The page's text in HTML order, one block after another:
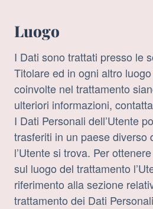
Luogo
I Dati sono trattati presso le
Titolare ed in ogni altro
coinvolte nel trattamento
ulteriori informazioni,
I Dati Personali dell’Utente
trasferiti in un paese diverso
l’Utente si trova. Per
sul luogo del trattamento
riferimento alla sezione
trattamento dei Dati